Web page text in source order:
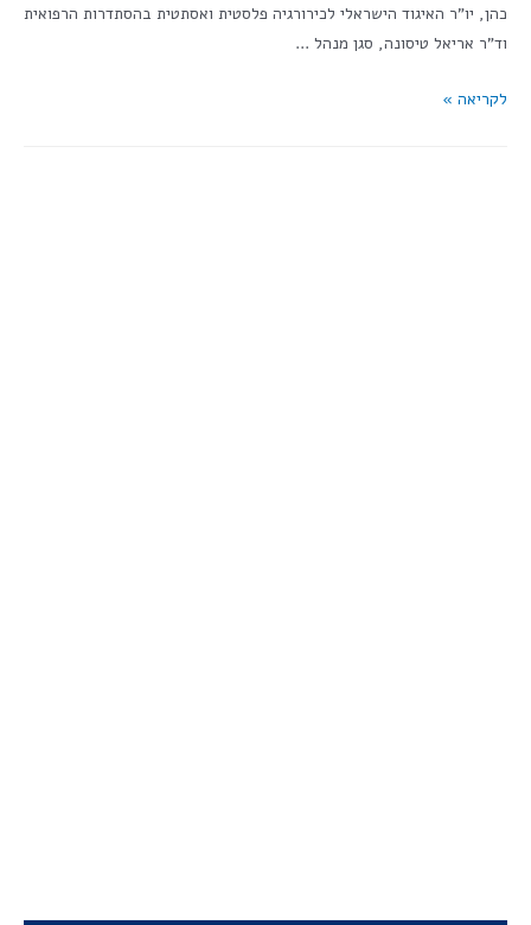
כהן, יו"ר האיגוד הישראלי לכירורגיה פלסטית ואסתטית בהסתדרות הרפואית
וד"ר אריאל טיסונה, סגן מנהל …
לקריאה »